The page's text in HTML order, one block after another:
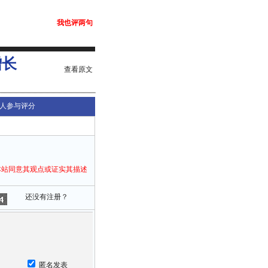
我也评两句
查看原文
参与评分
同意其观点或证实其描述
还没有注册？
匿名发表